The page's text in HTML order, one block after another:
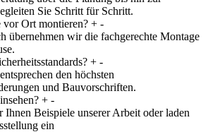
Sie Schritt für Schritt.
vor Ort montieren? + -
übernehmen wir die fachgerechte Montage
+ -
den höchsten
und Bauvorschriften.
+ -
Ihnen Beispiele unserer Arbeit oder laden
ein